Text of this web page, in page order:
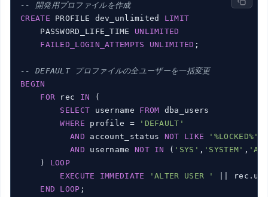
-- 開発用プロファイルを作成
CREATE PROFILE dev_unlimited LIMIT
    PASSWORD_LIFE_TIME
UNLIMITED
FAILED_LOGIN_ATTEMPTS
UNLIMITED ;
-- DEFAULT プロファイルの全ユーザーを一括変更
BEGIN
FOR rec IN (
SELECT username FROM dba_users
WHERE profile =
'DEFAULT'
AND account_status NOT LIKE
'%LOCKED%'
AND username NOT IN ( 'SYS' , 'SYSTEM' ,
    )
LOOP
EXECUTE
IMMEDIATE 'ALTER USER '
||
END
LOOP